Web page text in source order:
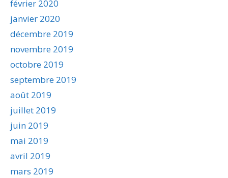
février 2020
janvier 2020
décembre 2019
novembre 2019
octobre 2019
septembre 2019
août 2019
juillet 2019
juin 2019
mai 2019
avril 2019
mars 2019